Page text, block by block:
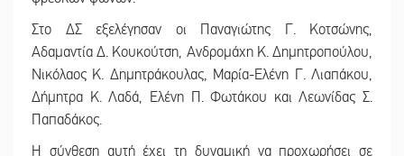
Στο ΔΣ εξελέγησαν οι Παναγιώτης Γ. Κοτσώνης,
Αδαμαντία Δ. Κουκούτση, Ανδρομάχη Κ. Δημητροπούλου,
Νικόλαος Κ. Δημητράκουλας, Μαρία-Ελένη Γ. Λιαπάκου,
Δήμητρα Κ. Λαδά, Ελένη Π. Φωτάκου και Λεωνίδας Σ.
Παπαδάκος.
Η σύνθεση αυτή έχει τη δυναμική να προχωρήσει σε